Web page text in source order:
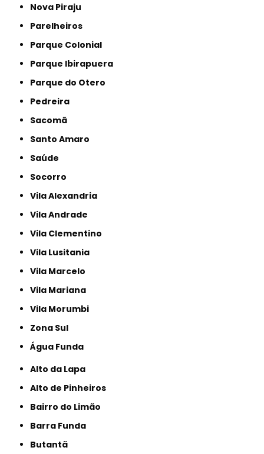
Nova Piraju
Parelheiros
Parque Colonial
Parque Ibirapuera
Parque do Otero
Pedreira
Sacomã
Santo Amaro
Saúde
Socorro
Vila Alexandria
Vila Andrade
Vila Clementino
Vila Lusitania
Vila Marcelo
Vila Mariana
Vila Morumbi
Zona Sul
Água Funda
Alto da Lapa
Alto de Pinheiros
Bairro do Limão
Barra Funda
Butantã